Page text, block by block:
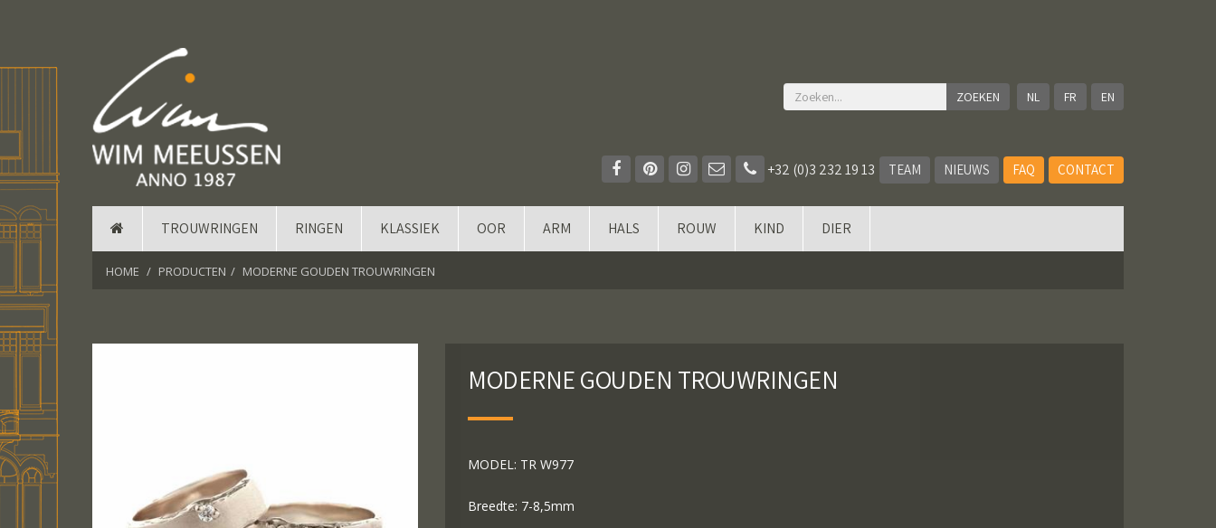
NL FR EN
+32 (0)3 232 19 13 TEAM NIEUWS FAQ CONTACT
TROUWRINGEN RINGEN KLASSIEK OOR ARM HALS ROUW KIND DIER
HOME PRODUCTEN MODERNE GOUDEN TROUWRINGEN
MODERNE GOUDEN TROUWRINGEN
MODEL: TR W977
Breedte: 7-8,5mm